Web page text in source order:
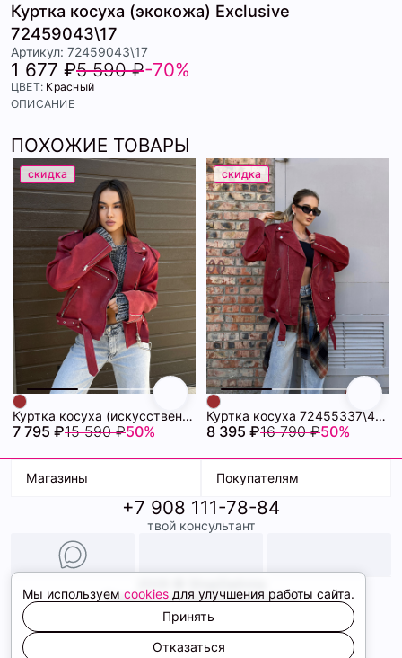
Куртка косуха (экокожа) Exclusive
72459043\17
Артикул: 72459043\17
1 677 ₽5 590 ₽-70%
ЦВЕТ: Красный
ОПИСАНИЕ
ПОХОЖИЕ ТОВАРЫ
скидка
Куртка косуха (искусственная кожа) 72455340\432
7 795 ₽15 590 ₽50%
скидка
Куртка косуха 72455337\432
8 395 ₽16 790 ₽50%
Магазины
ТК Терминал
ТРК Континент
Покупателям
Доставка
Условия оплаты
Образы
+7 908 111-78-84
твой консультант
Политика конфиденциальности
Соглашение cookie
Сайт создали
Мы используем cookies для улучшения работы сайта.
Принять
Отказаться